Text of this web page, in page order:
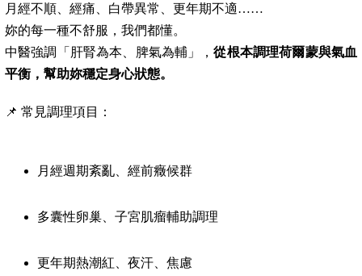
月經不順、經痛、白帶異常、更年期不適……
妳的每一種不舒服，我們都懂。
中醫強調「肝腎為本、脾氣為輔」，從根本調理荷爾蒙與氣血
平衡，幫助妳穩定身心狀態。
📌 常見調理項目：
月經週期紊亂、經前癥候群
多囊性卵巢、子宮肌瘤輔助調理
更年期熱潮紅、夜汗、焦慮